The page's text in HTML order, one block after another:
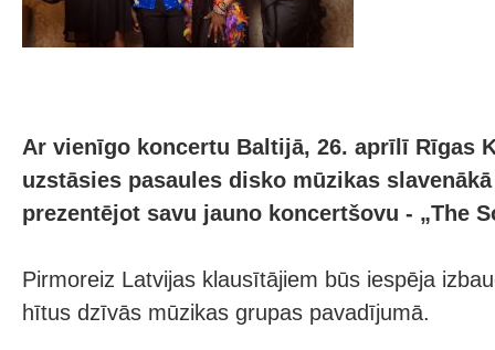
Ar vienīgo koncertu Baltijā, 26. aprīlī Rīgas
uzstāsies pasaules disko mūzikas
prezentējot savu jauno koncertšovu - „The
Pirmoreiz Latvijas klausītājiem būs iespēja
hītus dzīvās mūzikas grupas pavadījumā.